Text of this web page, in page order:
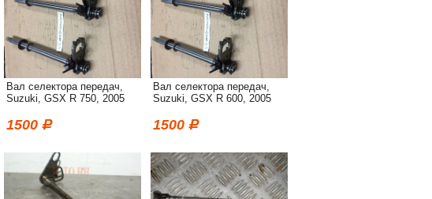
Вал селектора передач,
Suzuki, GSX R 750, 2005
1500
Вал селектора передач,
Suzuki, GSX R 600, 2005
1500